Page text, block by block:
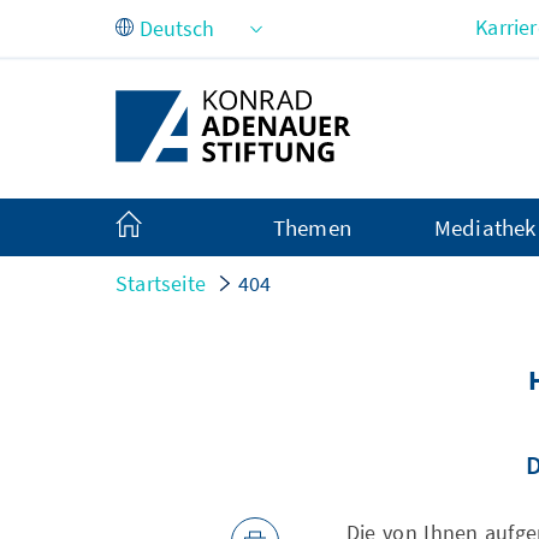
Zum Hauptinhalt springen
Themen Mediathek
Startseite 404
Die von Ihnen